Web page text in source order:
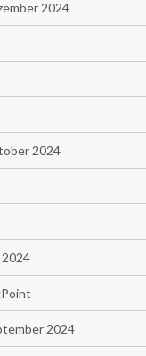
2024
2024
2024